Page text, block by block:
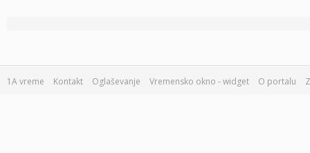
1A vreme Kontakt Oglaševanje Vremensko okno - widget O portalu